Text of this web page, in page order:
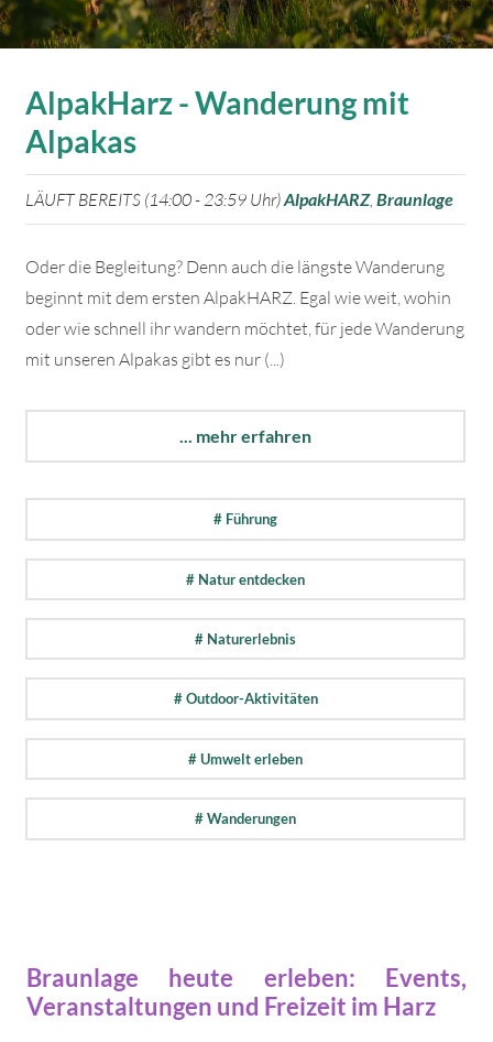
AlpakHarz - Wanderung mit
Alpakas
LÄUFT BEREITS (14:00 - 23:59 Uhr)AlpakHARZ, Braunlage
Oder die Begleitung? Denn auch die längste Wanderung
beginnt mit dem ersten AlpakHARZ. Egal wie weit, wohin
oder wie schnell ihr wandern möchtet, für jede Wanderung
mit unseren Alpakas gibt es nur (...)
... mehr erfahren
# Führung
# Natur entdecken
# Naturerlebnis
# Outdoor-Aktivitäten
# Umwelt erleben
# Wanderungen
Braunlage heute erleben: Events,
Veranstaltungen und Freizeit im Harz